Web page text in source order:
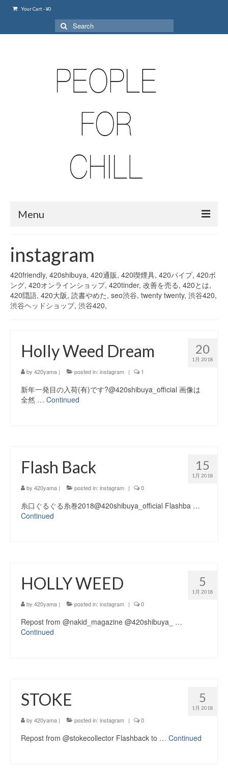
Your Cart-¥0
Search
for:
Menu
420 shibuya_info
420 shibuya_access
420 shibuya_shop
About:FOUR TWENTY SHIBUYA
YouTube:420shibuya
420 Blog Full
instagram
420friendly, 420shibuya, 420通販, 420喫煙具, 420パイプ, 420ボ
ング, 420オンラインショップ, 420tinder, 改善を売る, 420とは,
420隠語, 420大阪, 読書やめた, seo渋谷, twenty twenty, 渋谷420,
渋谷ヘッドショップ, 渋谷420,
20
1月 2018
Holly Weed Dream
by 420yama | posted in: instagram | 1
新年一発目の入荷(有)です?@420shibuya_official 画像は
全然 … Continued
15
1月 2018
Flash Back
by 420yama | posted in: instagram | 0
糸口ぐるぐる糸巻2018@420shibuya_official Flashba …
Continued
5
1月 2018
HOLLY WEED
by 420yama | posted in: instagram | 0
Repost from @nakid_magazine @420shibuya_ …
Continued
5
1月 2018
STOKE
by 420yama | posted in: instagram | 0
Repost from @stokecollector Flashback to … Continued